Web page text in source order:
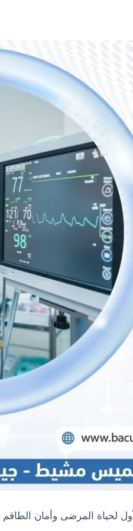
لحياة المرضى وأمان الطاقم